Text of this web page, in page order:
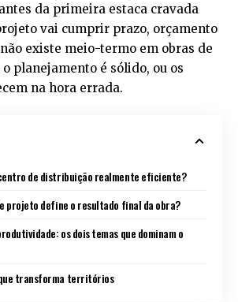
da primeira estaca cravada
vai cumprir prazo, orçamento
existe meio-termo em obras de
planejamento é sólido, ou os
na hora errada.
de distribuição realmente eficiente?
projeto define o resultado final da obra?
os dois temas que dominam o
transforma territórios